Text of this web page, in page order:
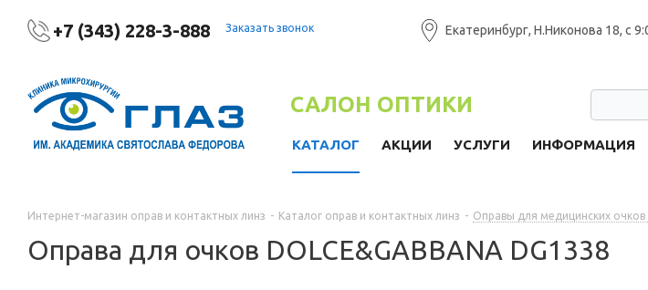
+7 (343) 228-3-888 Заказать звонок Екатеринбург, Н.Никонова 18, с
САЛОН ОПТИКИ
КАТАЛОГ АКЦИИ УСЛУГИ ИНФОРМАЦИЯ
Интернет-магазин оправ и контактных линз - Каталог оправ и контактных линз - Оправы для медицинских очков
Оправа для очков DOLCE&GABBANA DG1338